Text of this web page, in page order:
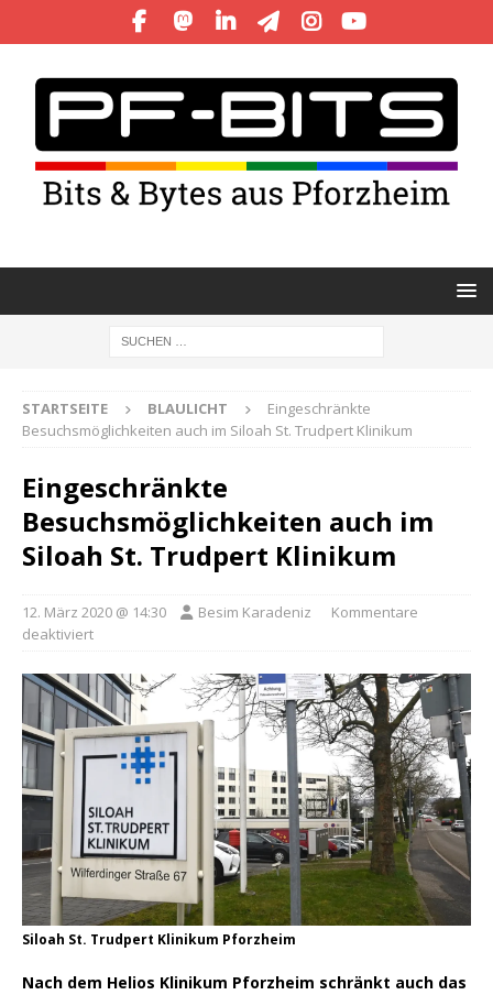
STARTSEITE BLAULICHT
Eingeschränkte
Besuchsmöglichkeiten auch im Siloah St. Trudpert Klinikum
Eingeschränkte
Besuchsmöglichkeiten auch im
Siloah St. Trudpert Klinikum
12. März 2020 @ 14:30 Besim Karadeniz
Kommentare
deaktiviert
Siloah St. Trudpert Klinikum Pforzheim
Nach dem Helios Klinikum Pforzheim schränkt auch das